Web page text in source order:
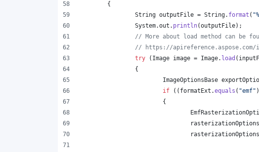
	{
String outputFile = String. format (
System.out . println(outputFile);
// More about load method can be
// https://apireference.aspose.com/
try ( Image image = Image. load (
		{
ImageOptionsBase
if (( formatExt .equals ( "emf"
			{
rasterizationOptions
rasterizationOptions